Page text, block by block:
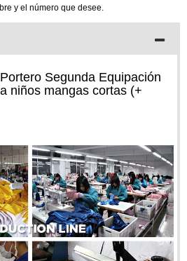
y el número que desee.
Segunda Equipación
niños mangas cortas (+